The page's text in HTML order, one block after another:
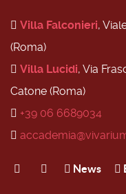
Villa Falconieri,
(Roma)
Villa Lucidi, Via
Catone (Roma)
+39 06 6689034
News